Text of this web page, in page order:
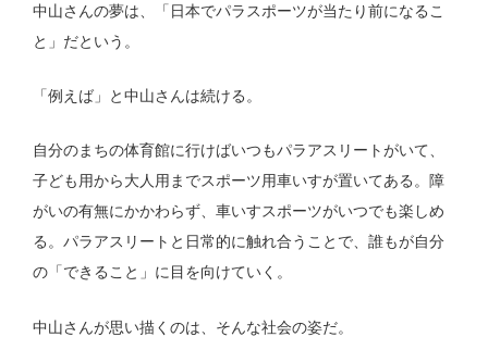
中山さんの夢は、「日本でパラスポーツが当たり前になるこ
と」だという。
「例えば」と中山さんは続ける。
自分のまちの体育館に行けばいつもパラアスリートがいて、
子ども用から大人用までスポーツ用車いすが置いてある。障
がいの有無にかかわらず、車いすスポーツがいつでも楽しめ
る。パラアスリートと日常的に触れ合うことで、誰もが自分
の「できること」に目を向けていく。
中山さんが思い描くのは、そんな社会の姿だ。